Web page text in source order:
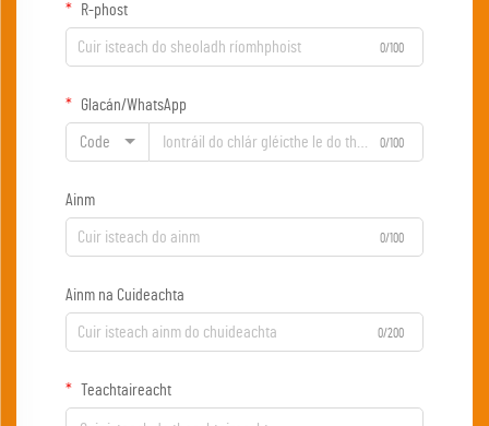
R-phost
0/100
Glacán/WhatsApp
Code 0/100
Ainm
0/100
Ainm na Cuideachta
0/200
Teachtaireacht